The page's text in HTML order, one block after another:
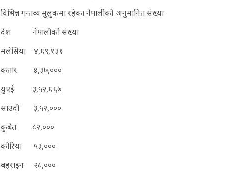
विभिन्न गन्तव्य मुलुकमा रहेका नेपालीको अनुमानित संख्या
देश नेपालीको संख्या
मलेसिया ४,६९,१३१
कतार ४,३७,०००
युएई ३,५२,६६७
साउदी ३,५२,०००
कुबेत ८२,०००
कोरिया ५३,०००
बहराइन २८,०००